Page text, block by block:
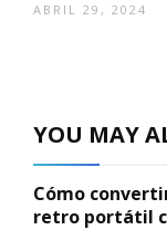
ABRIL 29, 2024
YOU MAY
Cómo
retro portátil